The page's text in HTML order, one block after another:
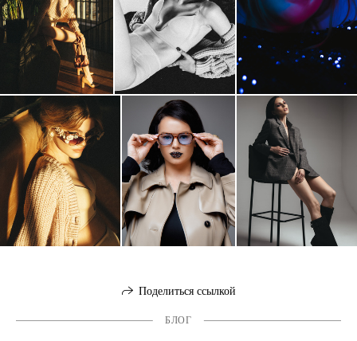
Поделиться ссылкой
БЛОГ